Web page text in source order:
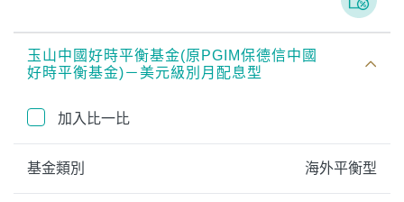
玉山中國好時平衡基金(原PGIM保德信中國
好時平衡基金)－美元級別月配息型
加入比一比
基金類別 海外平衡型